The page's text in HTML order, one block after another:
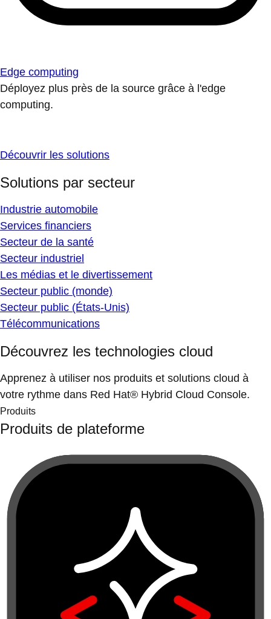
Edge computing
Déployez plus près de la source grâce à l'edge
computing.
Découvrir les solutions
Solutions par secteur
Industrie automobile
Services financiers
Secteur de la santé
Secteur industriel
Les médias et le divertissement
Secteur public (monde)
Secteur public (États-Unis)
Télécommunications
Découvrez les technologies cloud
Apprenez à utiliser nos produits et solutions cloud à
votre rythme dans Red Hat® Hybrid Cloud Console.
Produits
Produits de plateforme